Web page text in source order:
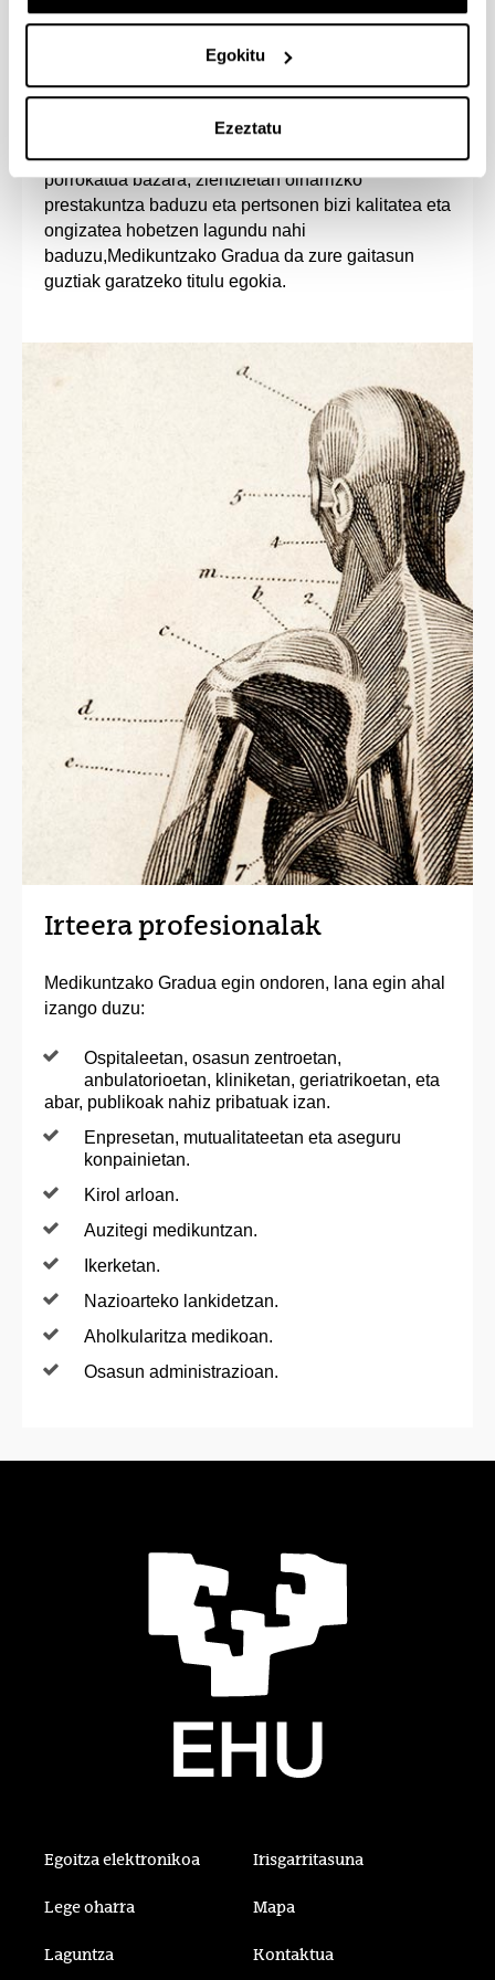
Egokitu
Ezeztatu
Sarrera-profila
Zerbitzu bokazioa duen pertsona solidario eta
enpatikoa bazara, osasunari lotutako ororen zale
porrokatua bazara, zientzietan oinarrizko
prestakuntza baduzu eta pertsonen bizi kalitatea eta
ongizatea hobetzen lagundu nahi
baduzu,Medikuntzako Gradua da zure gaitasun
guztiak garatzeko titulu egokia.
Irteera profesionalak
Medikuntzako Gradua egin ondoren, lana egin ahal
izango duzu:
Ospitaleetan, osasun zentroetan,
anbulatorioetan, kliniketan, geriatrikoetan, eta
abar, publikoak nahiz pribatuak izan.
Enpresetan, mutualitateetan eta aseguru
konpainietan.
Kirol arloan.
Auzitegi medikuntzan.
Ikerketan.
Nazioarteko lankidetzan.
Aholkularitza medikoan.
Osasun administrazioan.
Egoitza elektronikoa Irisgarritasuna
Lege oharra Mapa
Laguntza Kontaktua